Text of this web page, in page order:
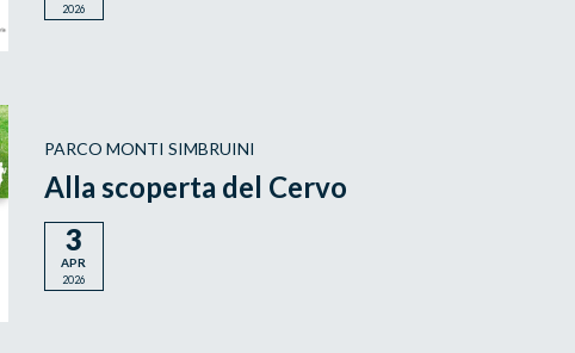
2026
PARCO MONTI SIMBRUINI
Alla scoperta del Cervo
3
APR
2026